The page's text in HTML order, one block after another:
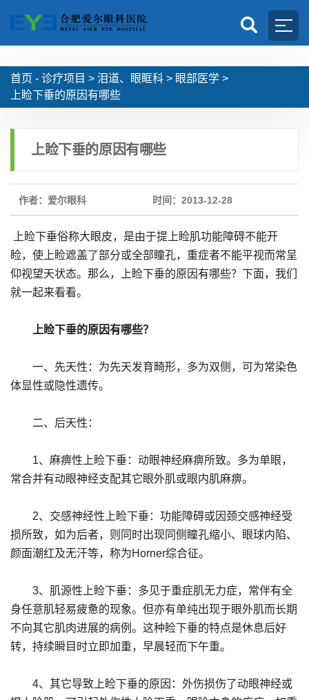
首页 - 诊疗项目 > 泪道、眼眶科 > 眼部医学 >
上睑下垂的原因有哪些
上睑下垂的原因有哪些
作者：爱尔眼科 时间：2013-12-28
上睑下垂俗称大眼皮，是由于提上睑肌功能障碍不能开
睑，使上睑遮盖了部分或全部瞳孔，重症者不能平视而常呈
仰视望天状态。那么，上睑下垂的原因有哪些？下面，我们
就一起来看看。
上睑下垂的原因有哪些？
一、先天性：为先天发育畸形，多为双侧，可为常染色
体显性或隐性遗传。
二、后天性：
1、麻痹性上睑下垂：动眼神经麻痹所致。多为单眼，
常合并有动眼神经支配其它眼外肌或眼内肌麻痹。
2、交感神经性上睑下垂：功能障碍或因颈交感神经受
损所致，如为后者，则同时出现同侧瞳孔缩小、眼球内陷、
颜面潮红及无汗等，称为Horner综合征。
3、肌源性上睑下垂：多见于重症肌无力症，常伴有全
身任意肌轻易疲惫的现象。但亦有单纯出现于眼外肌而长期
不向其它肌肉进展的病例。这种睑下垂的特点是休息后好
转，持续瞬目时立即加重，早晨轻而下午重。
4、其它导致上睑下垂的原因：外伤损伤了动眼神经或